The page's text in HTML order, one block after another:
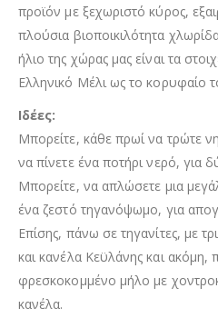
προϊόν με ξεχωριστό κύρος,
πλούσια βιοποικιλότητα
ήλιο της χώρας μας είναι τα
Ελληνικό Μέλι ως το κορυφαίο
Ιδέες:
Μπορείτε, κάθε πρωί να τρώτε
να πίνετε ένα ποτήρι νερό, για
Μπορείτε, να απλώσετε μια
ένα ζεστό τηγανόψωμο, για
Επίσης, πάνω σε τηγανίτες, με
και κανέλα Κεϋλάνης και ακόμη,
φρεσκοκομμένο μήλο με
κανέλα.